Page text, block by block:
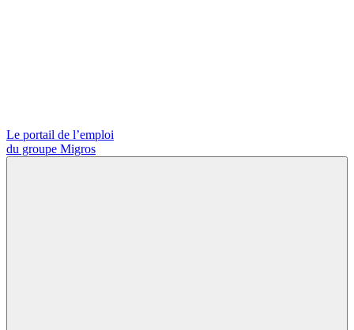
Le portail de l’emploi
du groupe Migros